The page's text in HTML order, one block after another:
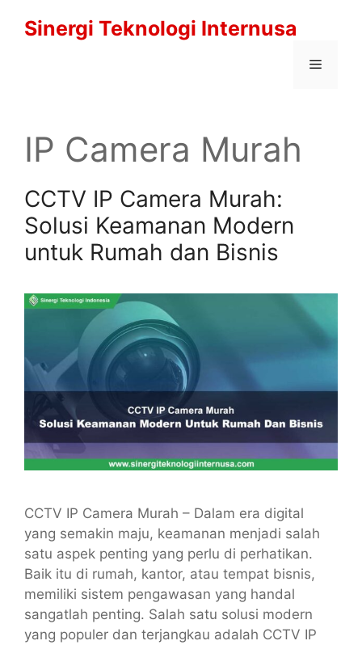
Sinergi Teknologi Internusa
Menu
IP Camera Murah
CCTV IP Camera Murah:
Solusi Keamanan Modern
untuk Rumah dan Bisnis
CCTV IP Camera Murah – Dalam era digital
yang semakin maju, keamanan menjadi salah
satu aspek penting yang perlu di perhatikan.
Baik itu di rumah, kantor, atau tempat bisnis,
memiliki sistem pengawasan yang handal
sangatlah penting. Salah satu solusi modern
yang populer dan terjangkau adalah CCTV IP